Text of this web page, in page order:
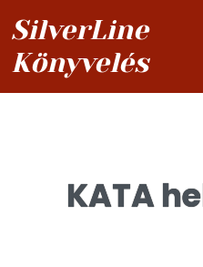
SilverLine
Könyvelés
KATA